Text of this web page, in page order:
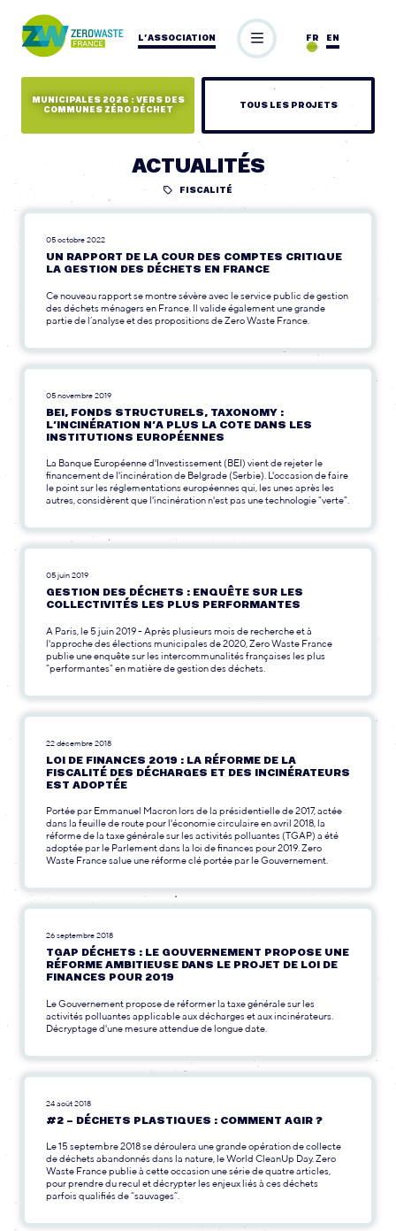
L’ASSOCIATION EN
FR
MUNICIPALES 2026 : VERS DES
COMMUNES ZÉRO DÉCHET
TOUS LES PROJETS
ACTUALITÉS
FISCALITÉ
05 octobre 2022
UN RAPPORT DE LA COUR DES COMPTES CRITIQUE
LA GESTION DES DÉCHETS EN FRANCE
Ce nouveau rapport se montre sévère avec le service public de gestion
des déchets ménagers en France. Il valide également une grande
partie de l’analyse et des propositions de Zero Waste France.
05 novembre 2019
BEI, FONDS STRUCTURELS, TAXONOMY :
L’INCINÉRATION N’A PLUS LA COTE DANS LES
INSTITUTIONS EUROPÉENNES
La Banque Européenne d'Investissement (BEI) vient de rejeter le
financement de l'incinération de Belgrade (Serbie). L'occasion de faire
le point sur les réglementations européennes qui, les unes après les
autres, considèrent que l'incinération n'est pas une technologie "verte".
05 juin 2019
GESTION DES DÉCHETS : ENQUÊTE SUR LES
COLLECTIVITÉS LES PLUS PERFORMANTES
A Paris, le 5 juin 2019 - Après plusieurs mois de recherche et à
l'approche des élections municipales de 2020, Zero Waste France
publie une enquête sur les intercommunalités françaises les plus
"performantes" en matière de gestion des déchets.
22 décembre 2018
LOI DE FINANCES 2019 : LA RÉFORME DE LA
FISCALITÉ DES DÉCHARGES ET DES INCINÉRATEURS
EST ADOPTÉE
Portée par Emmanuel Macron lors de la présidentielle de 2017, actée
dans la feuille de route pour l'économie circulaire en avril 2018, la
réforme de la taxe générale sur les activités polluantes (TGAP) a été
adoptée par le Parlement dans la loi de finances pour 2019. Zero
Waste France salue une réforme clé portée par le Gouvernement.
26 septembre 2018
TGAP DÉCHETS : LE GOUVERNEMENT PROPOSE UNE
RÉFORME AMBITIEUSE DANS LE PROJET DE LOI DE
FINANCES POUR 2019
Le Gouvernement propose de réformer la taxe générale sur les
activités polluantes applicable aux décharges et aux incinérateurs.
Décryptage d'une mesure attendue de longue date.
24 août 2018
#2 – DÉCHETS PLASTIQUES : COMMENT AGIR ?
Le 15 septembre 2018 se déroulera une grande opération de collecte
de déchets abandonnés dans la nature, le World CleanUp Day. Zero
Waste France publie à cette occasion une série de quatre articles,
pour prendre du recul et décrypter les enjeux liés à ces déchets
parfois qualifiés de “sauvages”.